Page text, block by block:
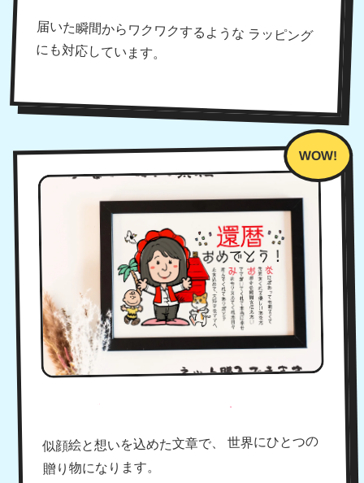
届いた瞬間からワクワクするような ラッピング
にも対応しています。
名前ポエムも組み合わせ可能！
似顔絵と想いを込めた文章で、 世界にひとつの
贈り物になります。